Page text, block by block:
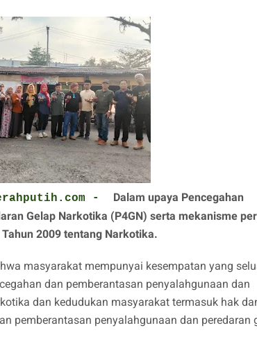
- Dalam upaya Pencegahan
Gelap Narkotika (P4GN) serta mekanisme
2009 tentang Narkotika.
masyarakat mempunyai kesempatan yang
dan pemberantasan penyalahgunaan dan
dan kedudukan masyarakat termasuk hak
pemberantasan penyalahgunaan dan peredaran